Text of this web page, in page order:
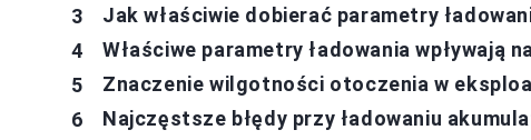
Jak właściwie dobierać parametry
Właściwe parametry ładowania wpływają
Znaczenie wilgotności otoczenia w
Najczęstsze błędy przy ładowaniu